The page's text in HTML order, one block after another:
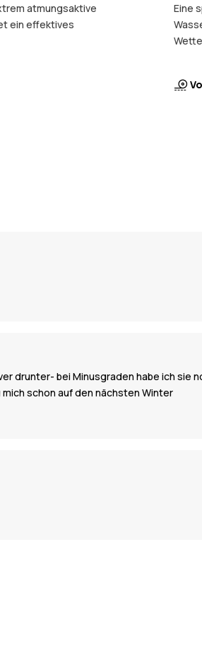
atmungsaktive
ein effektives
Eine
drunter- bei Minusgraden habe ich sie
schon auf den nächsten Winter